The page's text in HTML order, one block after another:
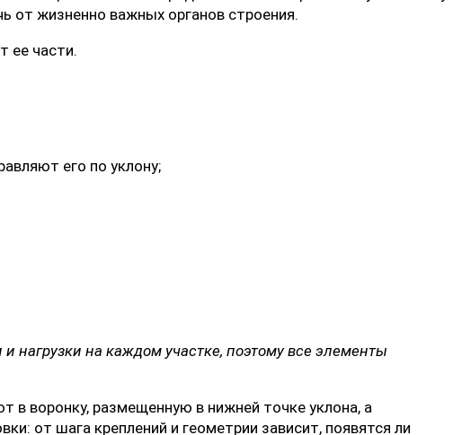
от жизненно важных органов строения.
ее части.
его по уклону;
нагрузки на каждом участке, поэтому все элементы
в воронку, размещенную в нижней точке уклона, а
от шага креплений и геометрии зависит, появятся ли